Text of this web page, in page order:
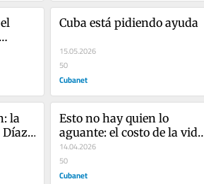
e
Cuba está pidiendo ayuda
15.05.2026
50
Cubanet
la
Díaz-
Esto no hay quien lo
aguante: el costo de la vida
en Cuba
14.04.2026
50
Cubanet